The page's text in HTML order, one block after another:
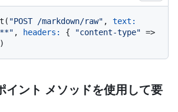
"POST /markdown/raw" , text:
, headers: { "content-type"
イント メソッドを使用して要